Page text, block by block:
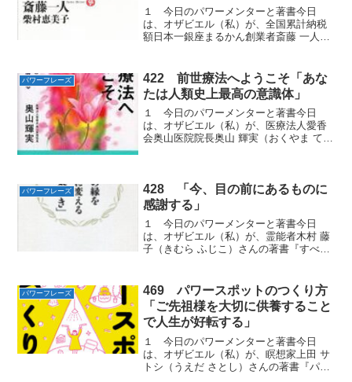
１ 今日のパワーメンターと著書今日
は、オザビエル（私）が、全国累計納税
額日本一銀座まるかん創業者斎藤 一人
『百発百中』から学んだしあわせになる
ことができるパワーフ...
パワーフレーズ
422 前世療法へようこそ「あな
たは人類史上最高の意識体」
１ 今日のパワーメンターと著書今日
は、オザビエル（私）が、医療法人愛香
会奥山医院院長奥山 輝実（おくやま てる
す。２ 私たちの意識体...
パワーフレーズ
428 「今、目の前にあるものに
感謝する」
１ 今日のパワーメンターと著書今日
は、オザビエル（私）が、霊能者木村 藤
子（きむら ふじこ）さんの著書『すべて
るための「パワーフレーズ」をお届けし
ます。２ 足りないも...
パワーフレーズ
469 パワースポットのつくり方
「ご先祖様を大切に供養すること
で人生が好転する」
１ 今日のパワーメンターと著書今日
は、オザビエル（私）が、瞑想家上田 サ
トシ（うえだ さとし）さんの著書『パワ